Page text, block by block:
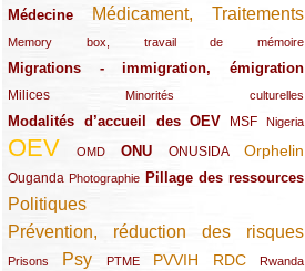
Médecine
(62/289) Médicament, Traitements
(142/289)
Memory box, travail de mémoire
(11/289)
Migrations - immigration, émigration
(67/289)
Milices
(34/289) Minorités culturelles
(15/289)
Modalités d’accueil des OEV
(58/289) MSF
(54/289) Nigeria
(27/289)
OEV
(269/289) OMD
(26/289) ONU
(58/289) ONUSIDA
(44/289) Orphelin
(112/289)
Ouganda
(29/289) Photographie
(27/289) Pillage des ressources
(77/289)
Politiques
(120/289)
Prévention, réduction des risques
(131/289)
Prisons
(22/289) Psy
(119/289) PTME
(12/289) PVVIH
(111/289) RDC
(104/289) Rwanda
(23/289)